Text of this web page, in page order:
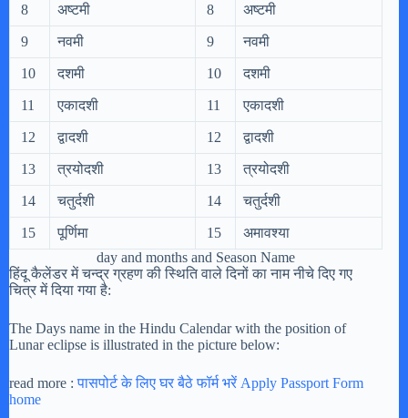
8 अष्टमी 8 अष्टमी
9 नवमी 9 नवमी
10 दशमी 10 दशमी
11 एकादशी 11 एकादशी
12 द्वादशी 12 द्वादशी
13 त्रयोदशी 13 त्रयोदशी
14 चतुर्दशी 14 चतुर्दशी
15 पूर्णिमा 15
अमावश्या
day and months and Season Name
हिंदू कैलेंडर में चन्द्र ग्रहण की स्थिति वाले दिनों का नाम नीचे दिए गए
चित्र में दिया गया है:
The Days name in the Hindu Calendar with the position of
Lunar eclipse is illustrated in the picture below:
read more :पासपोर्ट के लिए घर बैठे फॉर्म भरें Apply Passport Form
home